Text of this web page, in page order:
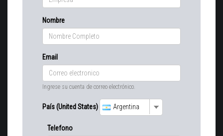
Nombre
Email
Ingrese su cuenta de correo electrónico.
País (United States) Argentina
Telefono